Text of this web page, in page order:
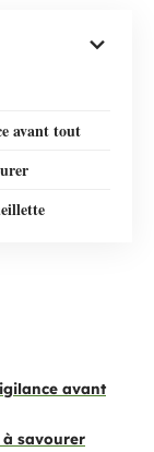
avant tout
avant
à savourer